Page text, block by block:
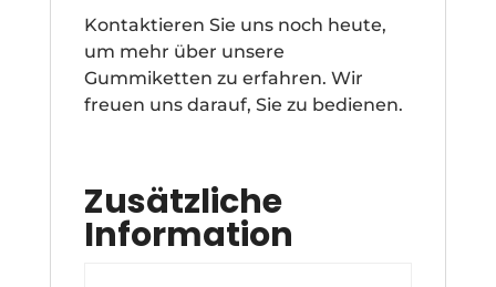
Kontaktieren Sie uns noch heute,
um mehr über unsere
Gummiketten zu erfahren. Wir
freuen uns darauf, Sie zu bedienen.
Zusätzliche
Information